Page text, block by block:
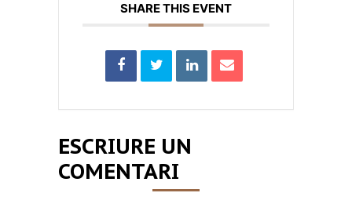
SHARE THIS EVENT
ESCRIURE UN
COMENTARI